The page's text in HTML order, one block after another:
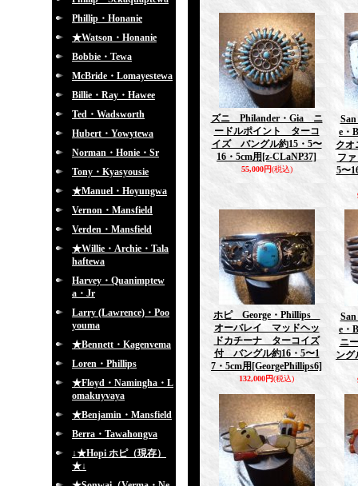
Phillip・Honanie
★Watson・Honanie
Bobbie・Tewa
McBride・Lomayestewa
Billie・Ray・Hawee
Ted・Wadsworth
Hubert・Yowytewa
Norman・Honie・Sr
Tony・Kyasyousie
★Manuel・Hoyungwa
Vernon・Mansfield
Verden・Mansfield
★Willie・Archie・Tala
haftewa
Harvey・Quanimptew
a・Jr
Larry (Lawrence)・Poo
youma
★Bennett・Kagenvema
Loren・Phillips
★Floyd・Namingha・L
omakuyvaya
★Benjamin・Mansfield
Berra・Tawahongva
↓★Hopi ホピ（現存）
★↓
ズニ Philander・Gia ニ
ードルポイント ターコ
イズ バングル約15・5〜
16・5cm用 [z-CLaNP37]
55,000円(税込)
e・
クオ
フ
5〜
ホピ George・Phillips
オーバレイ マッドヘッ
ドカチーナ ターコイズ
付 バングル約16・5〜1
7・5cm用 [GeorgePhillips6]
132,000円(税込)
e・
ニ
ング